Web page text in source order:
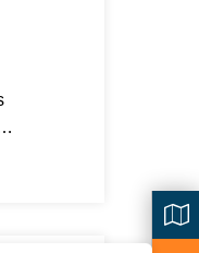
à eaux